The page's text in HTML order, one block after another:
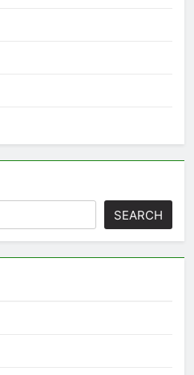
SEARCH